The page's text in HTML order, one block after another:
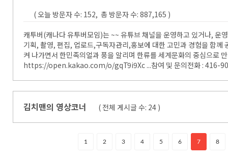
( 오늘 방문자 수: 152, 총 방문자 수: 887,165 )
캐투버(캐나다 유투버모임)는 ~~ 유튜브 채널을 운영하고 있거나, 운
기획, 촬영, 편집, 업로드,구독자관리,홍보에 대한 고민과 경험을 함께
켜 나가면서 한민족의얼과 풍을 알리며 한류를 세계문화의 중심으로
https://open.kakao.com/o/gqT9i9Xc ...참여 및 문의전화 : 416-
김치맨의 영상코너 ( 전체 게시글 수: 24 )
1 2 3 4 5 6 7 8